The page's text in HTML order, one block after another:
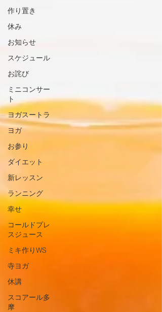
作り置き
休み
お知らせ
スケジュール
お詫び
ミニコンサー
ト
ヨガスートラ
ヨガ
お参り
ダイエット
新レッスン
ランニング
幸せ
コールドプレ
スジュース
ミキ作りWS
寺ヨガ
休講
スコアール多
摩